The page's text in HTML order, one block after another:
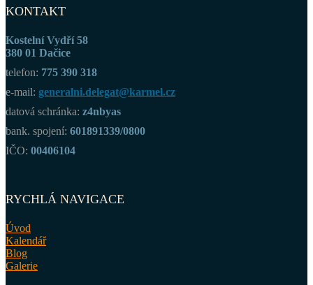
KONTAKT
Kostelní Vydří 58
380 01 Dačice
telefon: 775 390 318
e-mail: generalni.delegat@karmel.cz
datová schránka: z4nbyas
bank. spojení: 601891339/0800
IČO: 00406104
RYCHLÁ NAVIGACE
Úvod
Kalendář
Blog
Galerie